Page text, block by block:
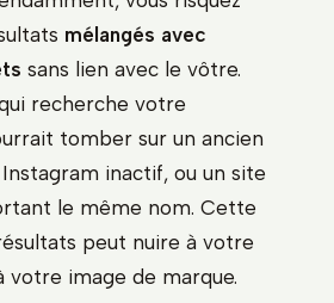
mélangés avec
sans lien avec le vôtre.
recherche votre
tomber sur un ancien
inactif, ou un site
le même nom. Cette
peut nuire à votre
image de marque.